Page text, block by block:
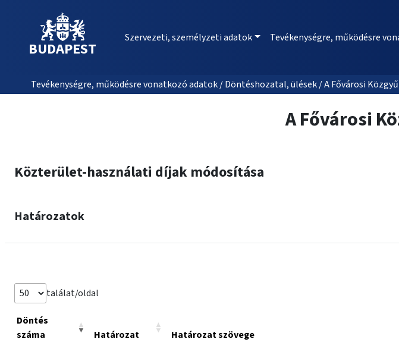
BUDAPEST
Szervezeti, személyzeti adatok Tevékenységre, működésre
Tevékenységre, működésre vonatkozó adatok / Döntéshozatal, ülések / A Fővárosi
A Fővárosi
Közterület-használati díjak módosítása
Határozatok
találat/oldal
Döntés
száma
Határozat
Határozat szövege